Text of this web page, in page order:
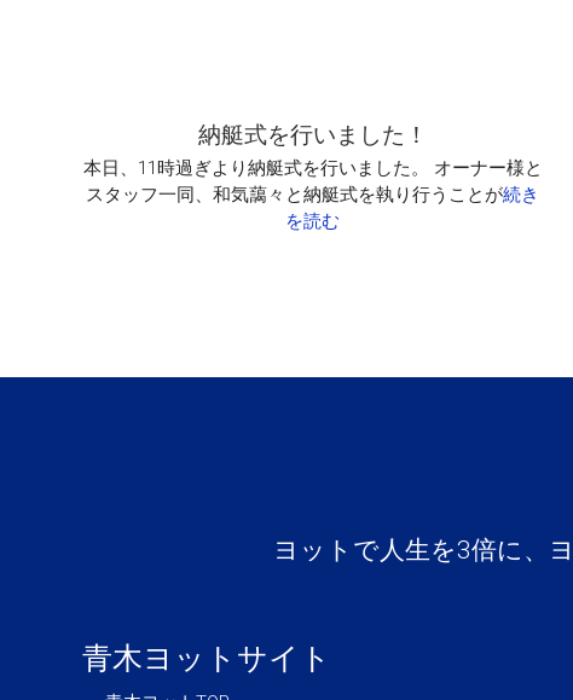
納艇式を行いました！
本日、11時過ぎより納艇式を行いました。 オーナー様と
スタッフ一同、和気藹々と納艇式を執り行うことが続き
を読む
ヨットで人生を3倍に、
青木ヨットサイト